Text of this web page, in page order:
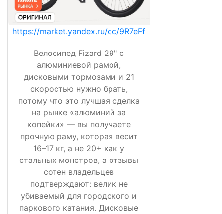
https://market.yandex.ru/cc/9R7eFf
Велосипед Fizard 29" с
алюминиевой рамой,
дисковыми тормозами и 21
скоростью нужно брать,
потому что это лучшая сделка
на рынке «алюминий за
копейки» — вы получаете
прочную раму, которая весит
16–17 кг, а не 20+ как у
стальных монстров, а отзывы
сотен владельцев
подтверждают: велик не
убиваемый для городского и
паркового катания. Дисковые